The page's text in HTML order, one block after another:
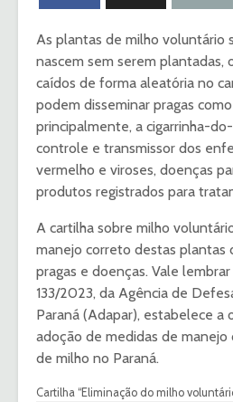
As plantas de milho voluntário
nascem sem serem plantadas,
caídos de forma aleatória no
podem disseminar pragas
principalmente, a cigarrinha-
controle e transmissor dos
vermelho e viroses, doenças
produtos registrados para
A cartilha sobre milho
manejo correto destas plantas
pragas e doenças. Vale
133/2023, da Agência de
Paraná (Adapar), estabelece a
adoção de medidas de
de milho no Paraná.
Cartilha “Eliminação do milho